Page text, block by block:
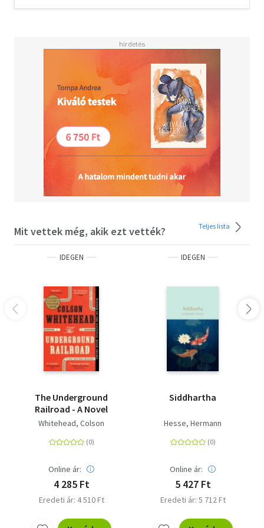
masterpiece that reclaims the present from our sense of
Mit vettek még, akik ezt vették? Teljes lista
IDEGEN
The Underground
Railroad - A Novel
Whitehead, Colson
Online ár:
4 285 Ft
Eredeti ár: 4 510 Ft
IDEGEN
Siddhartha
Hesse, Hermann
Online ár:
5 427 Ft
Eredeti ár: 5 712 Ft